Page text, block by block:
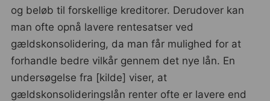
og beløb til forskellige kreditorer. Derudover kan
man ofte opnå lavere rentesatser ved
gældskonsolidering, da man får mulighed for at
forhandle bedre vilkår gennem det nye lån. En
undersøgelse fra [kilde] viser, at
gældskonsolideringslån renter ofte er lavere end